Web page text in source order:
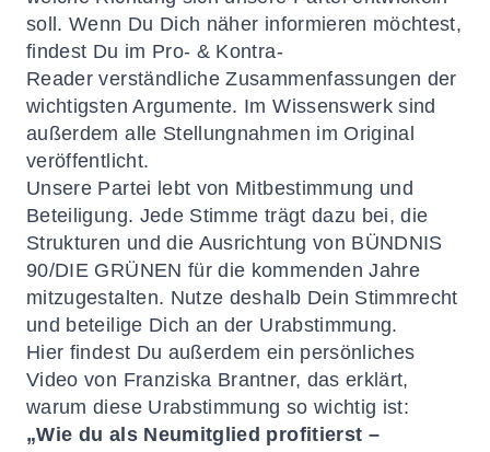
soll. Wenn Du Dich näher informieren möchtest,
findest Du im Pro- & Kontra-
Reader verständliche Zusammenfassungen der
wichtigsten Argumente. ImWissenswerk sind
außerdem alle Stellungnahmen im Original
veröffentlicht.
Unsere Partei lebt von Mitbestimmung und
Beteiligung. Jede Stimme trägt dazu bei, die
Strukturen und die Ausrichtung von BÜNDNIS
90/DIE GRÜNEN für die kommenden Jahre
mitzugestalten. Nutze deshalb Dein Stimmrecht
und beteilige Dich an der Urabstimmung.
Hier findest Du außerdem ein persönliches
Video von Franziska Brantner, das erklärt,
warum diese Urabstimmung so wichtig ist:
„Wie du als Neumitglied profitierst –